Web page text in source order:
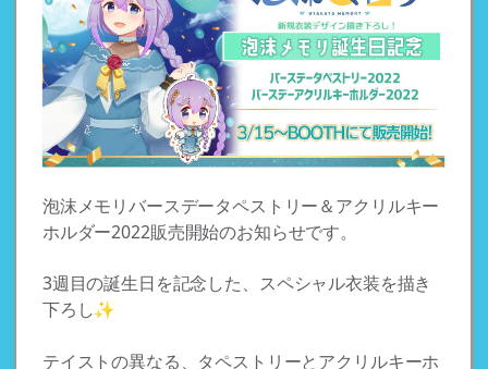
泡沫メモリバースデータペストリー＆アクリルキー
ホルダー2022販売開始のお知らせです。
3週目の誕生日を記念した、スペシャル衣装を描き
下ろし✨
テイストの異なる、タペストリーとアクリルキーホ